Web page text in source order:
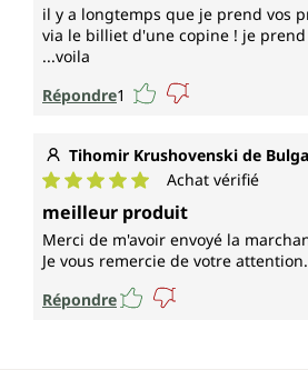
il y a longtemps que je prend vos
via le billiet d'une copine ! je
...voila
Répondre1
Tihomir Krushovenski de
Note moyenne de 5 sur 5 étoiles
Achat vérifié
meilleur produit
Merci de m'avoir envoyé la
Je vous remercie de votre attention.
Répondre